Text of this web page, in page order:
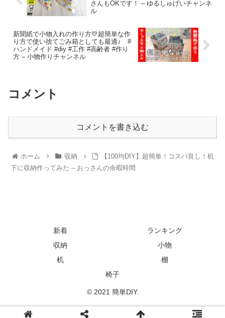
さんもOKです！ – ゆるしゅげいチャンネ
ル
新聞紙で小物入れの作り方💛超簡単な作
り方で使い捨てごみ箱としても最適♪ #
ハンドメイド #diy #工作 #高齢者 #作り
方 – 小物作りチャンネル
コメント
コメントを書き込む
ホーム 収納
【100均DIY】超簡単！コスパ良し！机
下に収納作ってみた – おっさんの余暇時間
新着
ランキング
収納
小物
机
棚
椅子
© 2021 簡単DIY.